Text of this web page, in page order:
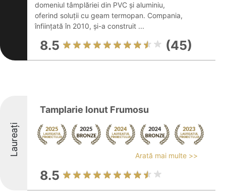
domeniul tâmplăriei din PVC și aluminiu,
oferind soluții cu geam termopan. Compania,
înființată în 2010, și-a construit ...
8.5 (45)
Laureați
Tamplarie Ionut Frumosu
Arată mai multe >>
8.5